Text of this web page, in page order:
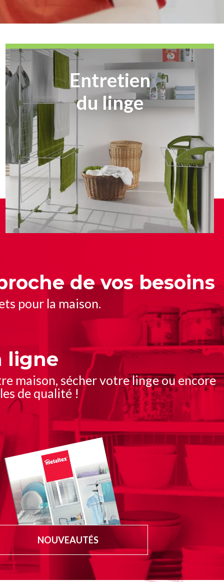
Entretien
du linge
de vos besoins
pour la maison.
ligne
maison, sécher votre linge ou encore
de qualité !
NOUVEAUTÉS